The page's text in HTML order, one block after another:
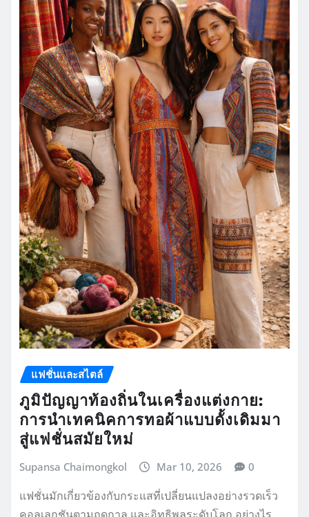
แฟชั่นและสไตล์
ภูมิปัญญาท้องถิ่นในเครื่องแต่งกาย:
การนำเทคนิคการทอผ้าแบบดั้งเดิมมา
สู่แฟชั่นสมัยใหม่
Supansa Chaimongkol Mar 10, 2026 0
แฟชั่นมักเกี่ยวข้องกับกระแสที่เปลี่ยนแปลงอย่างรวดเร็ว